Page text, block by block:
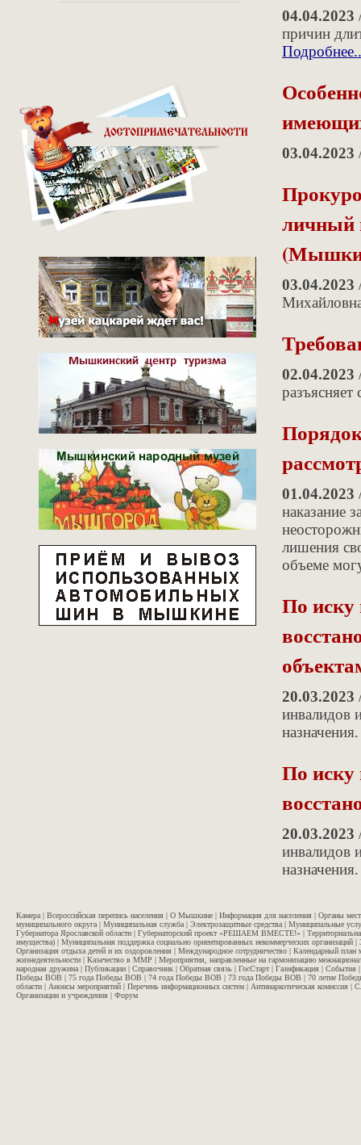
04.04.2023
причин
03.04.2023
личный
03.04.2023
02.04.2023
разъясняет
01.04.2023
наказание
лишения
объеме
По
20.03.2023
инвалидов
По
20.03.2023
инвалидов
Камера | Всероссийская перепись населения | О Мышкине | Информация для населения | Органы
муниципального округа | Муниципальная служба | Электрозащитные средства | Муниципальные
Губернатора Ярославской области | Губернаторский проект «РЕШАЕМ ВМЕСТЕ!» |
имущества) | Муниципальная поддержка социально ориентированных некоммерческих организаций |
Организация отдыха детей и их оздоровления | Международное сотрудничество | Календарный план
жизнедеятельности | Казачество в ММР | Мероприятия, направленные на гармонизацию
народная дружина | Публикации | Справочник | Обратная связь | ГосСтарт| Газификация | События
Победы ВОВ | 75 года Победы ВОВ | 74 года Победы ВОВ | 73 года Победы ВОВ | 70 летие
области | Анонсы мероприятий | Перечень информационных систем | Антинаркотическая комиссия |
Организации и учреждения | Форум